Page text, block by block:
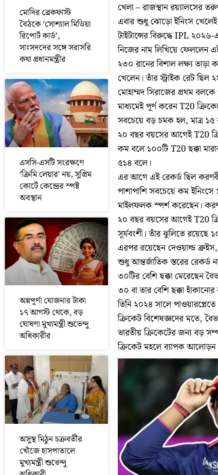
মোদির ব্রেকফাস্ট
বৈঠকে ‘সোশ্যাল মিডিয়া
রিপোর্ট কার্ড’,
সাংসদদের সঙ্গে সরাসরি
কথা প্রধানমন্ত্রীর
এসসি-এসটি সংরক্ষণে
‘ক্রিমি লেয়ার’ নয়, সুপ্রিম
কোর্টে কেন্দ্রের স্পষ্ট
অবস্থান
অন্নপূর্ণা যোজনার টাকা
১৭ আগস্ট থেকে, বড়
ঘোষণা মুখ্যমন্ত্রী শুভেন্দু
অধিকারীর
অসুস্থ মিঠুন চক্রবর্তীর
খোঁজে হাসপাতালে
মুখ্যমন্ত্রী শুভেন্দু
খেলা – রাজস্থান রয়্যালসের
এবার শুধু ঝোড়ো ইনিংস
টাইটান্সের বিরুদ্ধে IPL ২০২৬-
নিজের নাম লিখিয়ে ফেললেন
২৩০ রানের বিশাল লক্ষ্য তাড়া
খেলেন। তাঁর স্ট্রাইক রেট
মোহাম্মদ সিরাজের প্রথম বলকে
মাধ্যমেই পূর্ণ করেন T20
সবচেয়ে বড় চমক হল, মাত্র ১৫
২০ বছর বয়সের আগেই T20
কম বলে ১০০টি T20 ছক্কা
৫১৪ বলে।
এর আগে এই রেকর্ড ছিল
পাশাপাশি সবচেয়ে কম
মাইলফলক স্পর্শ করেছেন।
২০ বছর বয়সের আগেই T20
সূর্যবংশী। তাঁর ঝুলিতে রয়েছে
এরপর রয়েছেন দেওয়াল্ড
শুধু আন্তর্জাতিক স্তরের
৩০টির বেশি ছক্কা মেরেছেন
৩০ বা তার বেশি ছক্কা
তিনি ২০২৪ সালে
ক্রিকেট বিশেষজ্ঞদের মতে,
ভারতীয় ক্রিকেটের জন্য বড়
ক্রিকেট মহলে ব্যাপক আলোড়ন